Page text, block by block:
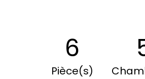
6
Pièce(s)